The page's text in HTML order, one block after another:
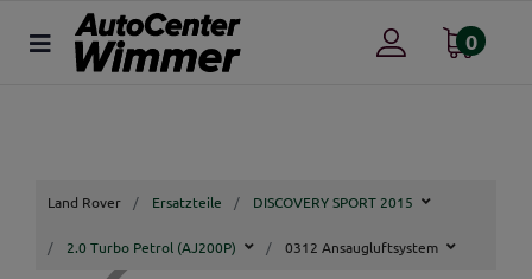
0
Land Rover Ersatzteile DISCOVERY SPORT 2015
2.0 Turbo Petrol (AJ200P) 0312 Ansaugluftsystem